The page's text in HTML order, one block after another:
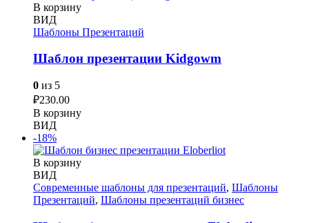
В корзину
ВИД
Шаблоны Презентаций
Шаблон презентации Kidgowm
0 из 5
₽230.00
В корзину
ВИД
-18%
В корзину
ВИД
Современные шаблоны для презентаций, Шаблоны
Презентаций, Шаблоны презентаций бизнес